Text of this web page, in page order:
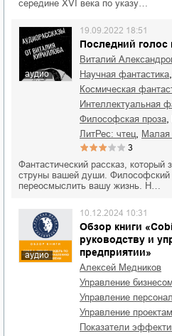
середине XVI века по указу…
аудио
Последний
19.09.2022 18:51
Виталий
научная фантастика
космическая
интеллектуальная
философская проза
ЛитРес: чтец
3
Фантастический рассказ, который
струны вашей души. Философский
переосмыслить вашу жизнь. Н…
аудио
Обзор книги
руководству и
предприятии»
10.12.2024 10:31
Алексей Медников
управление бизнесом
управление
управление
показатели